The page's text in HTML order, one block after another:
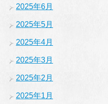
2025年6月
2025年5月
2025年4月
2025年3月
2025年2月
2025年1月